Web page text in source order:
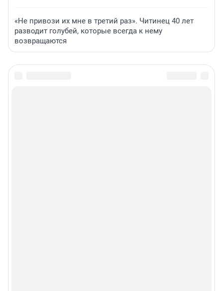
«Не привози их мне в третий раз». Читинец 40 лет
разводит голубей, которые всегда к нему
возвращаются